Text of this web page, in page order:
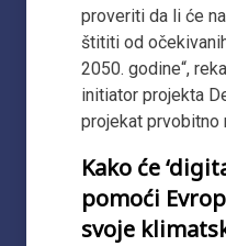
proveriti da li će
štititi od
2050. godine“,
initiator projekta
projekat prvobitno
Kako će
pomoći
svoje